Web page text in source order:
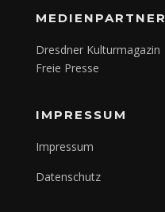
MEDIENPARTNER
Dresdner Kulturmagazin
Freie Presse
IMPRESSUM
Impressum
Datenschutz